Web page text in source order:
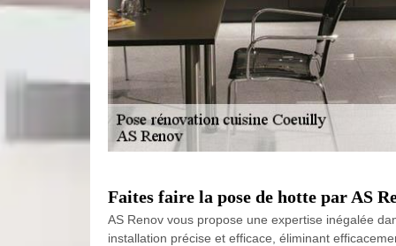
Faites faire la pose de hotte par AS
AS Renov vous propose une expertise inégalée
installation précise et efficace, éliminant